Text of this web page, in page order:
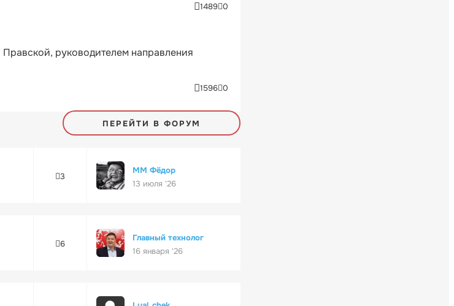
1489 0
руководителем направления
1596 0
ПЕРЕЙТИ В ФОРУМ
3
ММ Фёдор
13 июля '26
6
Главный технолог
16 января '26